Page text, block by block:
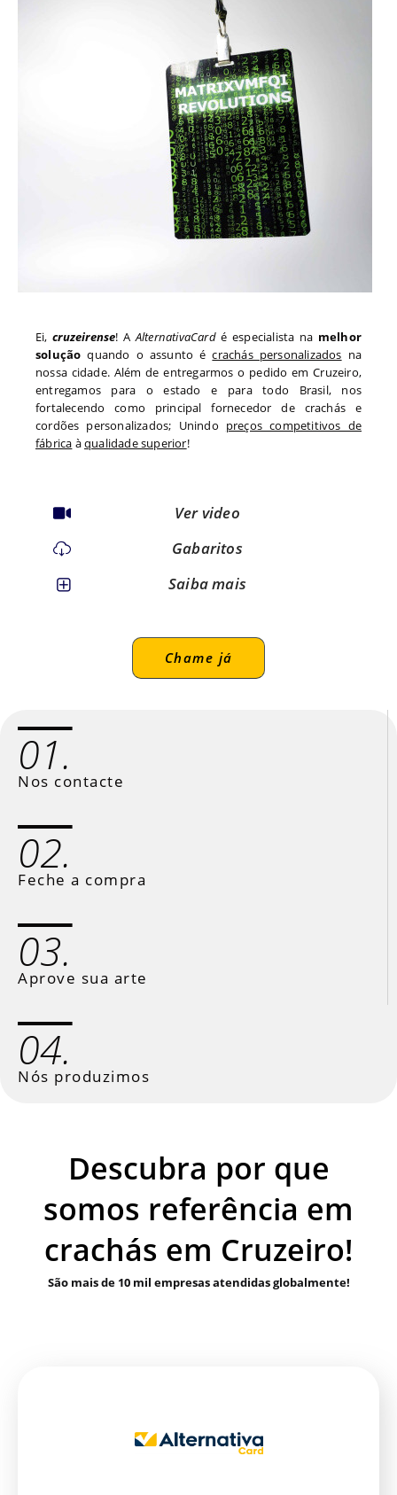
Ei,cruzeirense! AAlternativaCardé especialista na melhor
solução quando o assunto écrachás personalizados na
nossa cidade. Além de entregarmos o pedido emCruzeiro,
entregamos para o estadoe para todo Brasil, nos
fortalecendo como principal fornecedor de crachás e
cordões personalizados; Unindo preços competitivos de
fábrica àqualidade superior!
Ver video
Gabaritos
Saiba mais
Chame já
01.
Nos contacte
02.
Feche a compra
03.
Aprove sua arte
04.
Nós produzimos
Descubra por que
somos referência em
crachás em Cruzeiro!
São mais de 10 mil empresas atendidas globalmente!